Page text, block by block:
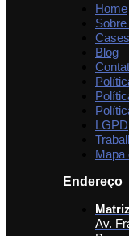
Home
Cases
Blog
LGPD
Mapa
Endereço
Matriz
Av.